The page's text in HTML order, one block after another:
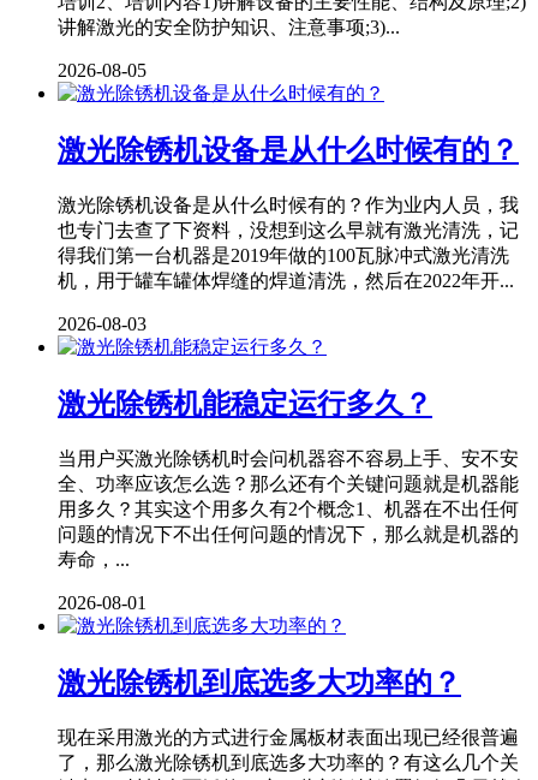
讲解激光的安全防护知识、注意事项;3)...
2026-08-05
激光除锈机设备是从什么时候有的？
激光除锈机设备是从什么时候有的？作为业内人员，我
也专门去查了下资料，没想到这么早就有激光清洗，记
得我们第一台机器是2019年做的100瓦脉冲式激光清洗
机，用于罐车罐体焊缝的焊道清洗，然后在2022年开...
2026-08-03
激光除锈机能稳定运行多久？
当用户买激光除锈机时会问机器容不容易上手、安不安
全、功率应该怎么选？那么还有个关键问题就是机器能
用多久？其实这个用多久有2个概念1、机器在不出任何
问题的情况下不出任何问题的情况下，那么就是机器的
寿命，...
2026-08-01
激光除锈机到底选多大功率的？
现在采用激光的方式进行金属板材表面出现已经很普遍
了，那么激光除锈机到底选多大功率的？有这么几个关